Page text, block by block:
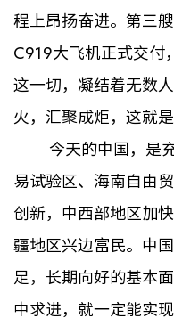
程上昂扬奋进。第三
C919大飞机正式交
这一切，凝结着无数
火，汇聚成炬，这就是
今天的中国，是
易试验区、海南自由
创新，中西部地区加
疆地区兴边富民。中
足，长期向好的基本
中求进，就一定能实